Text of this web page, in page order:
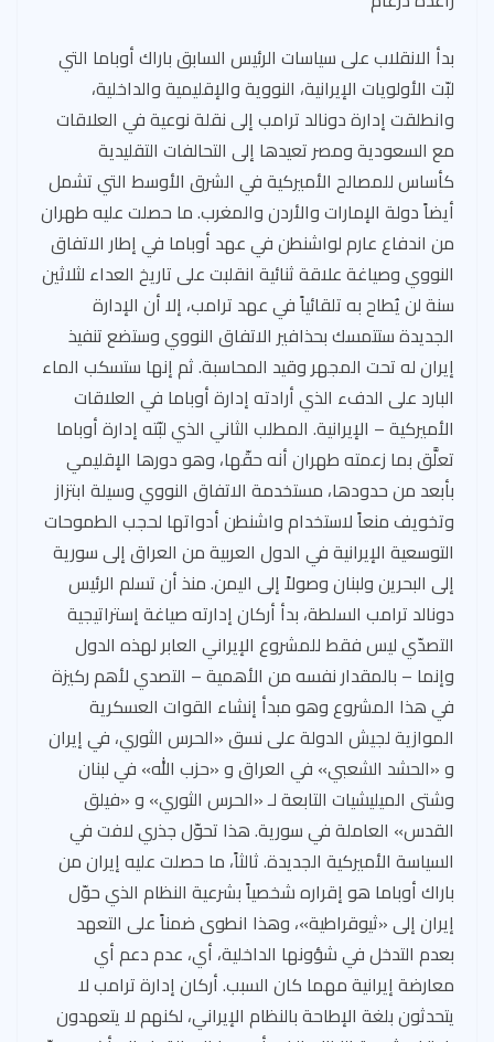
ail
s
A
p
p
b
o
ok
a
m
ds
es
t
e
بدأ الانقلاب على سياسات الرئيس السابق باراك أوباما التي
لبّت الأولويات الإيرانية، النووية والإقليمية والداخلية،
وانطلقت إدارة دونالد ترامب إلى نقلة نوعية في العلاقات
مع السعودية ومصر تعيدها إلى التحالفات التقليدية
كأساس للمصالح الأميركية في الشرق الأوسط التي تشمل
أيضاً دولة الإمارات والأردن والمغرب. ما حصلت عليه طهران
من اندفاع عارم لواشنطن في عهد أوباما في إطار الاتفاق
النووي وصياغة علاقة ثنائية انقلبت على تاريخ العداء لثلاثين
سنة لن يُطاح به تلقائياً في عهد ترامب، إلا أن الإدارة
الجديدة ستتمسك بحذافير الاتفاق النووي وستضع تنفيذ
إيران له تحت المجهر وقيد المحاسبة. ثم إنها ستسكب الماء
البارد على الدفء الذي أرادته إدارة أوباما في العلاقات
الأميركية – الإيرانية. المطلب الثاني الذي لبّته إدارة أوباما
تعلَّق بما زعمته طهران أنه حقّها، وهو دورها الإقليمي
بأبعد من حدودها، مستخدمة الاتفاق النووي وسيلة ابتزاز
وتخويف منعاً لاستخدام واشنطن أدواتها لحجب الطموحات
التوسعية الإيرانية في الدول العربية من العراق إلى سورية
إلى البحرين ولبنان وصولاً إلى اليمن. منذ أن تسلم الرئيس
دونالد ترامب السلطة، بدأ أركان إدارته صياغة إستراتيجية
التصدّي ليس فقط للمشروع الإيراني العابر لهذه الدول
وإنما – بالمقدار نفسه من الأهمية – التصدي لأهم ركيزة
في هذا المشروع وهو مبدأ إنشاء القوات العسكرية
الموازية لجيش الدولة على نسق «الحرس الثوري، في إيران
و «الحشد الشعبي» في العراق و «حزب الله» في لبنان
وشتى الميليشيات التابعة لـ «الحرس الثوري» و «فيلق
القدس» العاملة في سورية. هذا تحوّل جذري لافت في
السياسة الأميركية الجديدة. ثالثاً، ما حصلت عليه إيران من
باراك أوباما هو إقراره شخصياً بشرعية النظام الذي حوّل
إيران إلى «ثيوقراطية»، وهذا انطوى ضمناً على التعهد
بعدم التدخل في شؤونها الداخلية، أي، عدم دعم أي
معارضة إيرانية مهما كان السبب. أركان إدارة ترامب لا
يتحدثون بلغة الإطاحة بالنظام الإيراني، لكنهم لا يتعهدون